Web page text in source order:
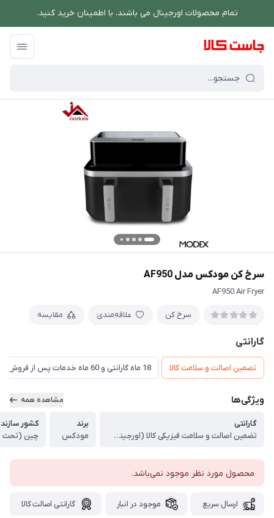
تمام محصولات اورجینال می باشند، با اطمینان خرید کنید.
فروشگاه اینترنتی جاست کالا
سرخ کن مودکس مدل AF950
AF950 Air Fryer
سرخ کن علاقه‌مندی مقایسه
گارانتی
تضمین اصالت و سلامت کالا 18 ماه گارانتی و 60 ماه خدمات پس از فروش و ضمانت تعویض
ویژگی‌ها مشاهده همه
گارانتی
تضمین اصالت و سلامت فیزیکی کالا (اورجینال)
برند
مودکس
کشور
چین (تحت
محصول مورد نظر موجود نمی‌باشد.
ارسال سریع موجود در انبار گارانتی اصالت کالا